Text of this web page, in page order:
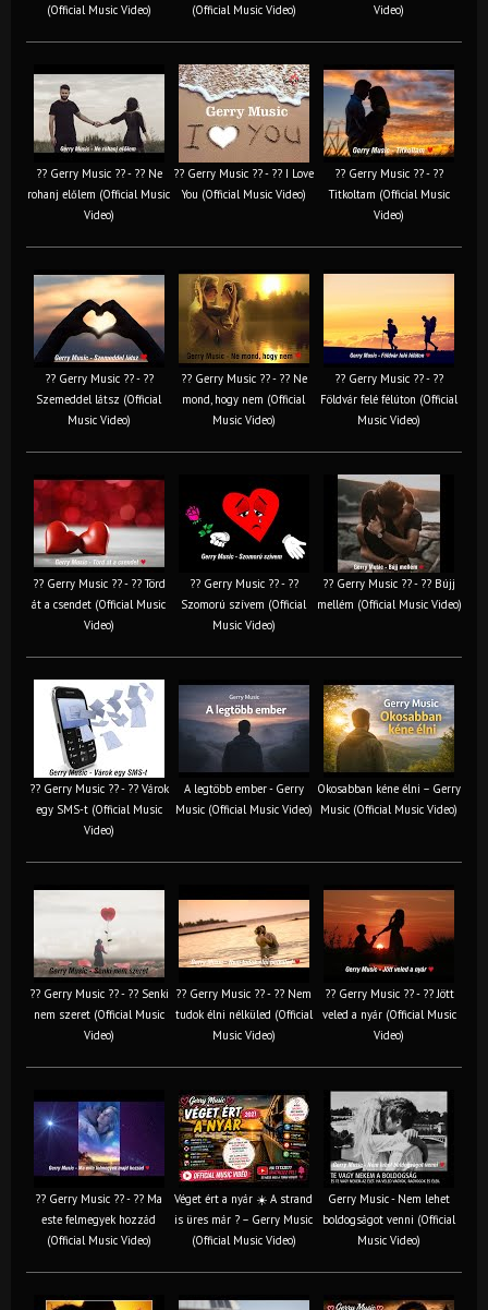
(Official Music Video)
(Official Music Video)
Video)
?? Gerry Music ?? - ?? Ne
rohanj előlem (Official Music
Video)
?? Gerry Music ?? - ?? I Love
You (Official Music Video)
?? Gerry Music ?? - ??
Titkoltam (Official Music
Video)
?? Gerry Music ?? - ??
Szemeddel látsz (Official
Music Video)
?? Gerry Music ?? - ?? Ne
mond, hogy nem (Official
Music Video)
?? Gerry Music ?? - ??
Földvár felé félúton (Official
Music Video)
?? Gerry Music ?? - ?? Törd
át a csendet (Official Music
Video)
?? Gerry Music ?? - ??
Szomorú szívem (Official
Music Video)
?? Gerry Music ?? - ?? Bújj
mellém (Official Music Video)
?? Gerry Music ?? - ?? Várok
egy SMS-t (Official Music
Video)
A legtöbb ember - Gerry
Music (Official Music Video)
Okosabban kéne élni – Gerry
Music (Official Music Video)
?? Gerry Music ?? - ?? Senki
nem szeret (Official Music
Video)
?? Gerry Music ?? - ?? Nem
tudok élni nélküled (Official
Music Video)
?? Gerry Music ?? - ?? Jött
veled a nyár (Official Music
Video)
?? Gerry Music ?? - ?? Ma
este felmegyek hozzád
(Official Music Video)
Véget ért a nyár ☀️ A strand
is üres már ? – Gerry Music
(Official Music Video)
Gerry Music - Nem lehet
boldogságot venni (Official
Music Video)